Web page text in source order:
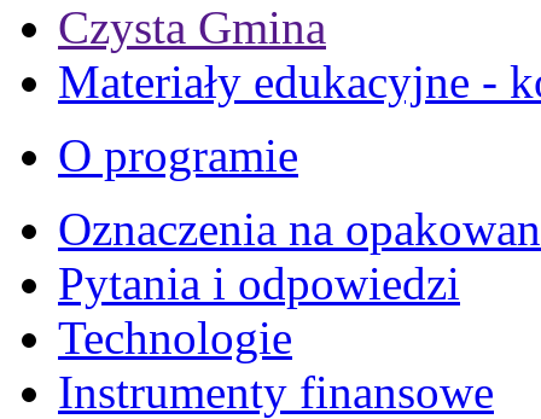
Czysta Gmina
Materiały edukacyjne -
O programie
Oznaczenia na
Pytania i odpowiedzi
Technologie
Instrumenty finansowe